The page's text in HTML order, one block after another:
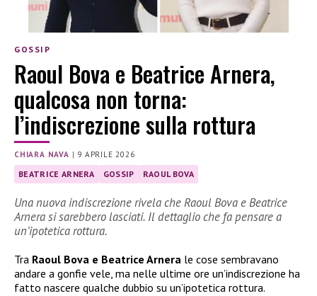
GOSSIP
Raoul Bova e Beatrice Arnera,
qualcosa non torna:
l’indiscrezione sulla rottura
CHIARA NAVA | 9 APRILE 2026
BEATRICE ARNERA GOSSIP RAOUL BOVA
Una nuova indiscrezione rivela che Raoul Bova e Beatrice
Arnera si sarebbero lasciati. Il dettaglio che fa pensare a
un’ipotetica rottura.
Tra Raoul Bova e Beatrice Arnera le cose sembravano
andare a gonfie vele, ma nelle ultime ore un’indiscrezione ha
fatto nascere qualche dubbio su un’ipotetica rottura.